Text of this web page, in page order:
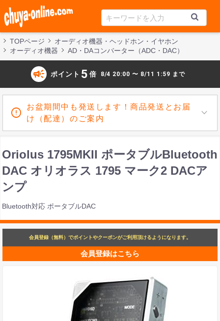
TOPページ
オーディオ機器・ヘッドホン・イヤホン
オーディオ機器
AD・DAコンバーター（ADC・DAC）
campaign ポイント 5 倍 8/4 20:00 〜 8/11 1:59 まで
お盆期間中も発送します！商品発送とお届
け（配達）のご案内
Oriolus 1795MKII ポータブルBluetooth
DAC オリオラス 1795 マーク2 DACア
ンプ
Bluetooth対応 ポータブルDAC
会員登録（無料）でポイントやクーポンがご利用頂けるようになります。
会員登録はこちら